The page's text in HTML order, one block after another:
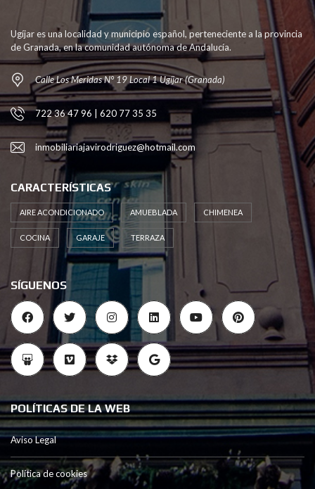
Ugíjar es una localidad y municipio español, perteneciente a la provincia
de Granada, en la comunidad autónoma de Andalucía.
Calle Los Meridas N° 19 Local 1 Ugíjar (Granada)
722 36 47 96 | 620 77 35 35
inmobiliariajavirodriguez@hotmail.com
CARACTERÍSTICAS
AIRE ACONDICIONADO AMUEBLADA CHIMENEA
COCINA GARAJE TERRAZA
SÍGUENOS
POLÍTICAS DE LA WEB
Aviso Legal
Política de cookies